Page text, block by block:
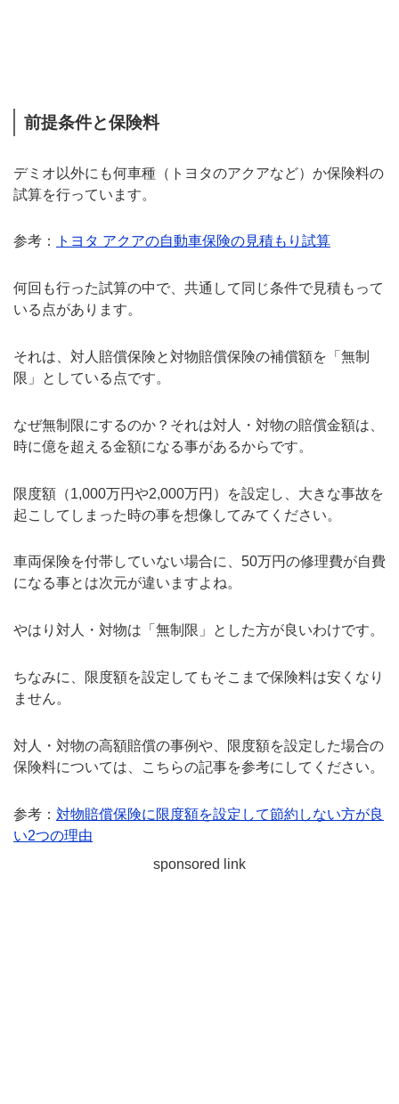
前提条件と保険料
デミオ以外にも何車種（トヨタのアクアなど）か保険料の
試算を行っています。
参考： トヨタ アクアの自動車保険の見積もり試算
何回も行った試算の中で、共通して同じ条件で見積もって
いる点があります。
それは、対人賠償保険と対物賠償保険の補償額を「無制
限」としている点です。
なぜ無制限にするのか？それは対人・対物の賠償金額は、
時に億を超える金額になる事があるからです。
限度額（1,000万円や2,000万円）を設定し、大きな事故を
起こしてしまった時の事を想像してみてください。
車両保険を付帯していない場合に、50万円の修理費が自費
になる事とは次元が違いますよね。
やはり対人・対物は「無制限」とした方が良いわけです。
ちなみに、限度額を設定してもそこまで保険料は安くなり
ません。
対人・対物の高額賠償の事例や、限度額を設定した場合の
保険料については、こちらの記事を参考にしてください。
参考： 対物賠償保険に限度額を設定して節約しない方が良
い2つの理由
sponsored link